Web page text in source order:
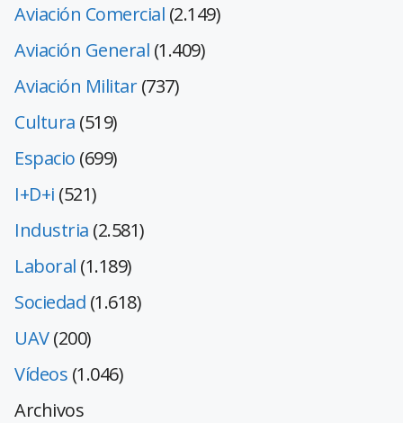
Aviación Comercial (2.149)
Aviación General (1.409)
Aviación Militar(737)
Cultura (519)
Espacio (699)
I+D+i (521)
Industria (2.581)
Laboral (1.189)
Sociedad (1.618)
UAV(200)
Vídeos (1.046)
Archivos